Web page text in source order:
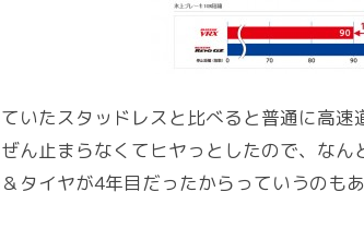
いたスタッドレスと比べると普通に高
ん止まらなくてヒヤっとしたので、な
タイヤが4年目だったからっていうのも